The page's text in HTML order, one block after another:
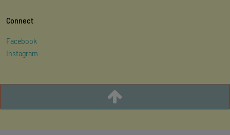
Connect
Facebook
Instagram